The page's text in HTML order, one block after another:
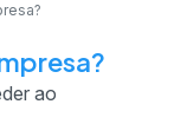
ao